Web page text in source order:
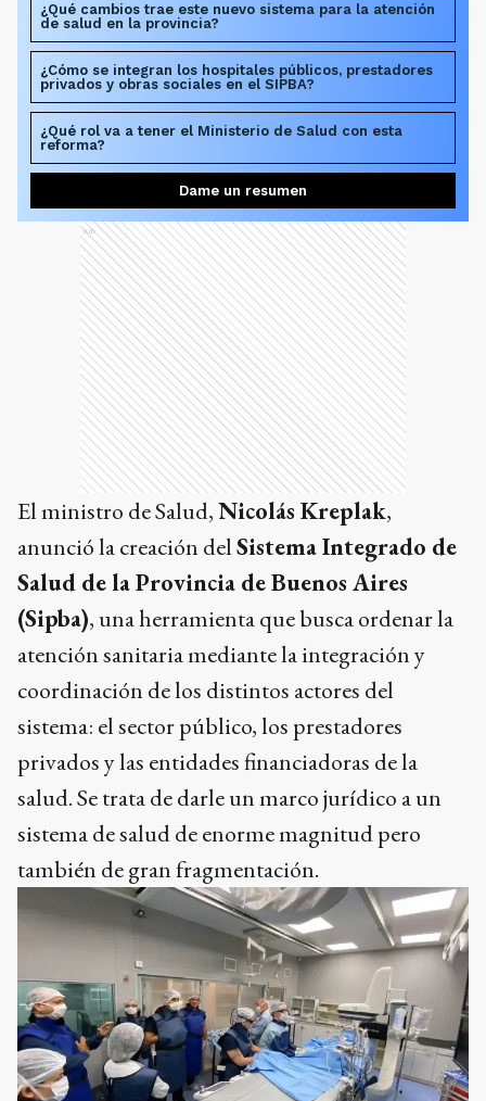
¿Qué cambios trae este nuevo sistema para la atención
de salud en la provincia?
¿Cómo se integran los hospitales públicos, prestadores
privados y obras sociales en el SIPBA?
¿Qué rol va a tener el Ministerio de Salud con esta
reforma?
Dame un resumen
Ads
El ministro de Salud,Nicolás Kreplak,
anunció la creación delSistema Integrado de
Salud de la Provincia de Buenos Aires
(Sipba), una herramienta que busca ordenar la
atención sanitaria mediante la integración y
coordinación de los distintos actores del
sistema: el sector público, los prestadores
privados y las entidades financiadoras de la
salud. Se trata de darle un marco jurídico a un
sistema de salud de enorme magnitud pero
también de gran fragmentación.